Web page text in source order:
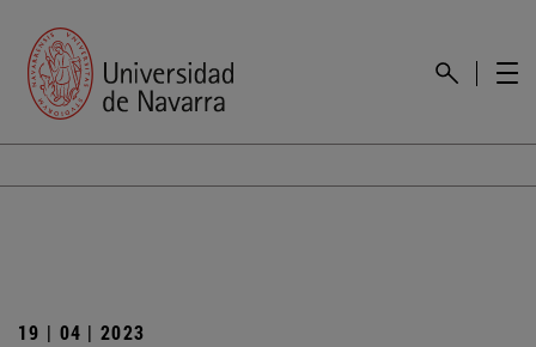
19 | 04 | 2023